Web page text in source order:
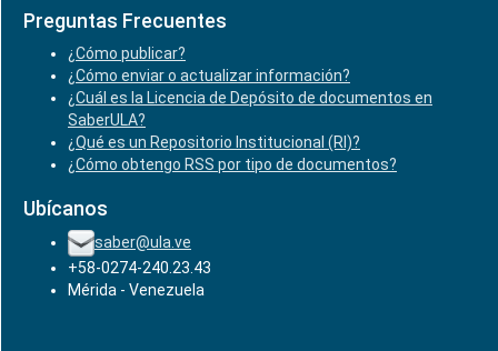
Preguntas Frecuentes
¿Cómo publicar?
¿Cómo enviar o actualizar información?
¿Cuál es la Licencia de Depósito de documentos en
SaberULA?
¿Qué es un Repositorio Institucional (RI)?
¿Cómo obtengo RSS por tipo de documentos?
Ubícanos
saber@ula.ve
+58-0274-240.23.43
Mérida - Venezuela